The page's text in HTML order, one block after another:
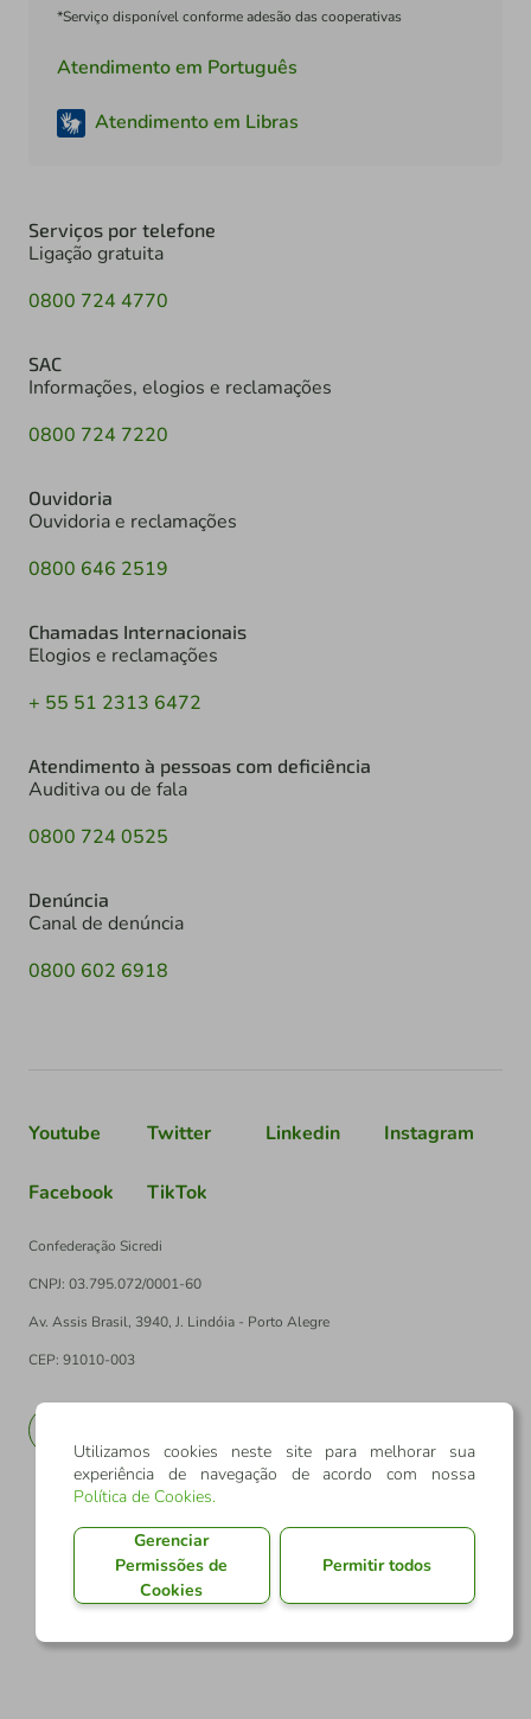
*Serviço disponível conforme adesão das cooperativas
Atendimento em Português
Atendimento em Libras
Serviços por telefone
Ligação gratuita
0800 724 4770
SAC
Informações, elogios e reclamações
0800 724 7220
Ouvidoria
Ouvidoria e reclamações
0800 646 2519
Chamadas Internacionais
Elogios e reclamações
+ 55 51 2313 6472
Atendimento à pessoas com deficiência
Auditiva ou de fala
0800 724 0525
Denúncia
Canal de denúncia
0800 602 6918
Youtube Twitter Linkedin Instagram
Facebook TikTok
Confederação Sicredi
CNPJ: 03.795.072/0001-60
Av. Assis Brasil, 3940, J. Lindóia - Porto Alegre
CEP: 91010-003
Utilizamos cookies neste site para melhorar sua
experiência de navegação de acordo com nossa
Política de Cookies.
Gerenciar
Permissões de
Cookies
Permitir todos